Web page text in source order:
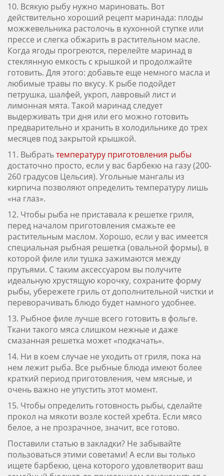
10. Всякую рыбу нужно мариновать. Вот
действительно хороший рецепт маринада: плоды
можжевельника растолочь в кухонной ступке или
прессе и слегка обжарить в растительном масле.
Когда ягоды прогреются, перелейте маринад в
стеклянную емкость с крышкой и продолжайте
готовить. Для этого: добавьте еще немного масла и
любимые травы по вкусу. К рыбе подойдет
петрушка, шалфей, укроп, лавровый лист и
лимонная мята. Такой маринад следует
выдерживать три дня или его можно готовить
предварительно и хранить в холодильнике до трех
месяцев под закрытой крышкой.
11. Выбратьтемпературу приготовления рыбы
достаточно просто, если у вас барбекю на газу (200-
260 градусов Цельсия). Угольные мангалы из
кирпича позволяют определить температуру лишь
«на глаз».
12. Чтобы рыба не приставала к решетке гриля,
перед началом приготовления смажьте ее
растительным маслом. Хорошо, если у вас имеется
специальная рыбная решетка (овальной формы), в
которой филе или тушка зажимаются между
прутьями. С таким аксессуаром вы получите
идеальную хрустящую корочку, сохраните форму
рыбы, убережете гриль от дополнительной чистки и
переворачивать блюдо будет намного удобнее.
13. Рыбное филе лучше всего готовить в фольге.
Ткани такого мяса слишком нежные и даже
смазанная решетка может «подкачать».
14. Ни в коем случае не уходить от гриля, пока на
нем лежит рыба. Все рыбные блюда имеют более
краткий период приготовления, чем мясные, и
очень важно не упустить этот момент.
15. Чтобы определить готовность рыбы, сделайте
прокол на мякоти возле костей хребта. Если мясо
белое, а не прозрачное, значит, все готово.
Поставили статью в закладки? Не забывайте
пользоваться этими советами! А если вы только
ищете барбекю, цена которого удовлетворит ваш